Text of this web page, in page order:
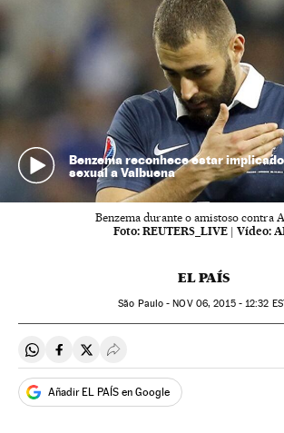
Benzema reconhece estar
sexual a Valbuena
Benzema durante o amistoso contra
Foto: REUTERS_LIVE | Vídeo:
EL PAÍS
São Paulo -NOV06, 2015 - 12:32
Compartir en Whatsapp
Compartir en Facebook
Compartir en Twitter
Desplegar Redes Sociales
Añadir EL PAÍS en Google